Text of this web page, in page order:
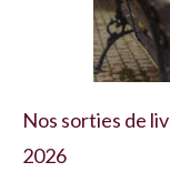
Nos sorties de
2026